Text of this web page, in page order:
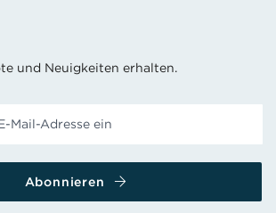
und Neuigkeiten erhalten.
Abonnieren